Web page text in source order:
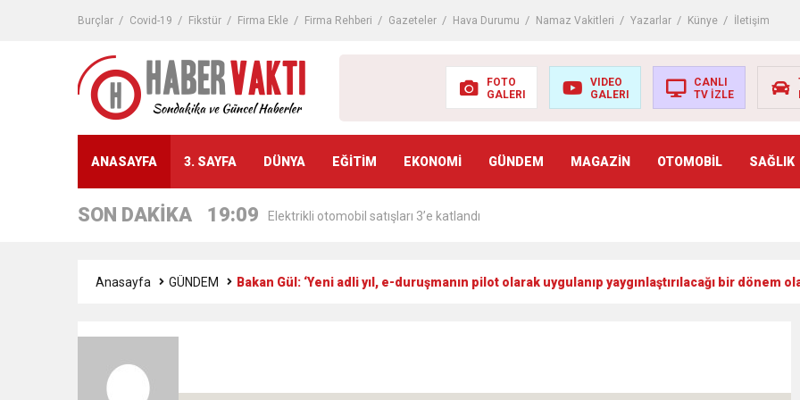
Burçlar Covid-19 Fikstür Firma Ekle Firma Rehberi Gazeteler Hava Durumu Namaz Vakitleri Yazarlar Künye İletişim
FOTO
GALERI
VIDEO
GALERI
CANLI
TV İZLE
ANASAYFA 3. SAYFA DÜNYA EĞİTİM EKONOMİ GÜNDEM MAGAZİN OTOMOBİL SAĞLIK
SON DAKİKA
19:12
19:11 AÖF kayıt yenileme başladı mı? AÖF kayıt yenileme nasıl yapılır? (2022-2023 AÖF kayıt yenileme
tarihleri)
19:11 KPSS ön lisans sınav giriş belgesi nasıl alınır? KPSS ön lisans sınavı ne zaman? (2022 ÖSYM
sınav takvimi)
19:09 Elektrikli otomobil satışları 3’e katlandı
Anasayfa GÜNDEM Bakan Gül: ‘Yeni adli yıl, e-duruşmanın pilot olarak uygulanıp yaygınlaştırılacağı bir dönem